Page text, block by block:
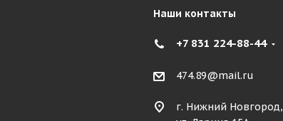
Наши контакты
+7 831 224-88-44
474.89@mail.ru
г. Нижний Новгород,